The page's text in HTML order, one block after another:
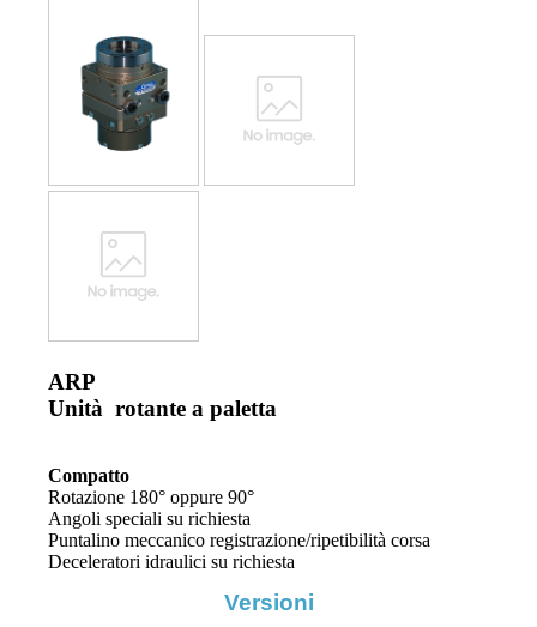
ARP
Unità rotante a paletta
Compatto
Rotazione 180° oppure 90°
Angoli speciali su richiesta
Puntalino meccanico registrazione/ripetibilità corsa
Deceleratori idraulici su richiesta
Versioni